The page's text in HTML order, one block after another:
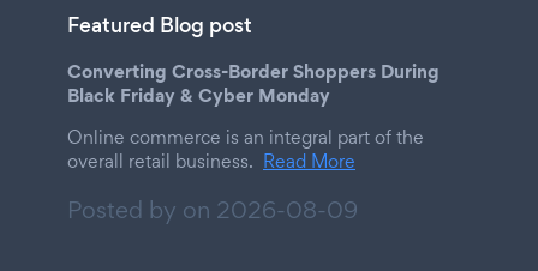
Featured Blog post
Converting Cross-Border Shoppers During
Black Friday & Cyber Monday
Online commerce is an integral part of the
overall retail business. Read More
Posted by on 2026-08-09